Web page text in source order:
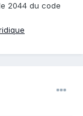
2044 du code